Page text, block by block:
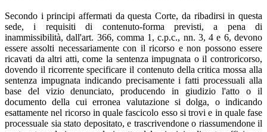
Secondo i principi affermati da questa Corte, da ribadirsi in questa
sede, i requisiti di contenuto-forma previsti, a pena di
inammissibilità, dall'art. 366, comma 1, c.p.c., nn. 3, 4 e 6, devono
essere assolti necessariamente con il ricorso e non possono essere
ricavati da altri atti, come la sentenza impugnata o il controricorso,
dovendo il ricorrente specificare il contenuto della critica mossa alla
sentenza impugnata indicando precisamente i fatti processuali alla
base del vizio denunciato, producendo in giudizio l'atto o il
documento della cui erronea valutazione si dolga, o indicando
esattamente nel ricorso in quale fascicolo esso si trovi e in quale fase
processuale sia stato depositato, e trascrivendone o riassumendone il